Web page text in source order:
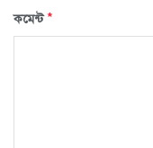
কমেন্ট*